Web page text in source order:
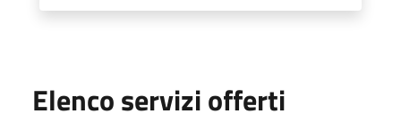
Elenco servizi offerti